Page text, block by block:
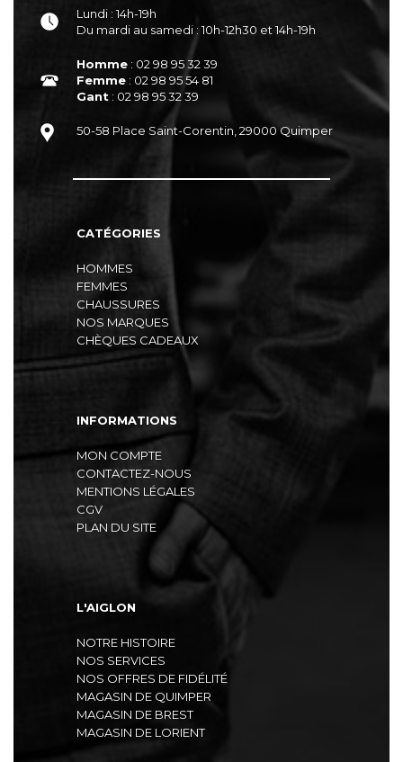
Lundi : 14h-19h
Du mardi au samedi : 10h-12h30 et 14h-19h
Homme : 02 98 95 32 39
Femme : 02 98 95 54 81
Gant : 02 98 95 32 39
50-58 Place Saint-Corentin, 29000 Quimper
CATÉGORIES
HOMMES
FEMMES
CHAUSSURES
NOS MARQUES
CHÈQUES CADEAUX
INFORMATIONS
MON COMPTE
CONTACTEZ-NOUS
MENTIONS LÉGALES
CGV
PLAN DU SITE
L'AIGLON
NOTRE HISTOIRE
NOS SERVICES
NOS OFFRES DE FIDÉLITÉ
MAGASIN DE QUIMPER
MAGASIN DE BREST
MAGASIN DE LORIENT